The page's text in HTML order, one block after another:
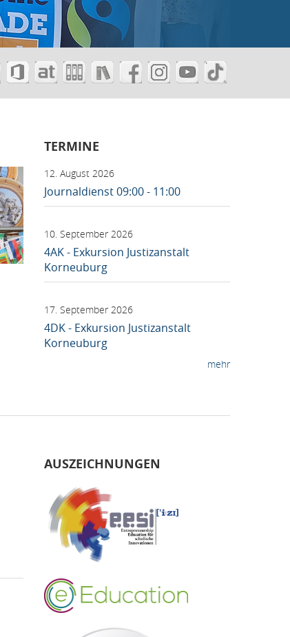
TERMINE
12. August 2026
Journaldienst 09:00 - 11:00
10. September 2026
4AK - Exkursion Justizanstalt
Korneuburg
17. September 2026
4DK - Exkursion Justizanstalt
Korneuburg
mehr
AUSZEICHNUNGEN